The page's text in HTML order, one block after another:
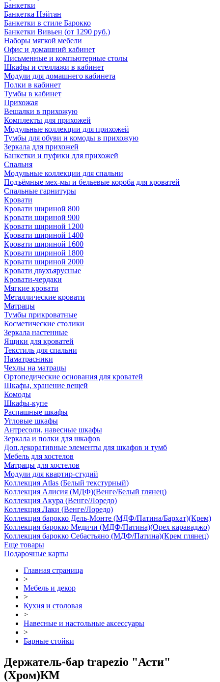
Банкетки
Банкетка Нэйтан
Банкетки в стиле Барокко
Банкетки Вивьен (от 1290 руб.)
Наборы мягкой мебели
Офис и домашний кабинет
Письменные и компьютерные столы
Шкафы и стеллажи в кабинет
Модули для домашнего кабинета
Полки в кабинет
Тумбы в кабинет
Прихожая
Вешалки в прихожую
Комплекты для прихожей
Модульные коллекции для прихожей
Тумбы для обуви и комоды в прихожую
Зеркала для прихожей
Банкетки и пуфики для прихожей
Спальня
Модульные коллекции для спальни
Подъёмные мех-мы и бельевые короба для кроватей
Спальные гарнитуры
Кровати
Кровати шириной 800
Кровати шириной 900
Кровати шириной 1200
Кровати шириной 1400
Кровати шириной 1600
Кровати шириной 1800
Кровати шириной 2000
Кровати двухъярусные
Кровати-чердаки
Мягкие кровати
Металлические кровати
Матрацы
Тумбы прикроватные
Косметические столики
Зеркала настенные
Ящики для кроватей
Текстиль для спальни
Наматрасники
Чехлы на матрацы
Ортопедические основания для кроватей
Шкафы, хранение вещей
Комоды
Шкафы-купе
Распашные шкафы
Угловые шкафы
Антресоли, навесные шкафы
Зеркала и полки для шкафов
Доп.декоративные элементы для шкафов и тумб
Мебель для хостелов
Матрацы для хостелов
Модули для квартир-студий
Коллекция Atlas (Белый текстурный)
Коллекция Алисия (МДФ)(Венге/Белый глянец)
Коллекция Акура (Венге/Лоредо)
Коллекция Лаки (Венге/Лоредо)
Коллекция барокко Дель-Монте (МДФ/Патина/Бархат)(Крем)
Коллекция барокко Медичи (МДФ/Патина)(Орех караваджо)
Коллекция барокко Себастьяно (МДФ/Патина)(Крем глянец)
Еще товары
Подарочные карты
Главная страница
>
Мебель и декор
>
Кухня и столовая
>
Навесные и настольные аксессуары
>
Барные стойки
Держатель-бар trapezio "Асти"
(Хром)КМ